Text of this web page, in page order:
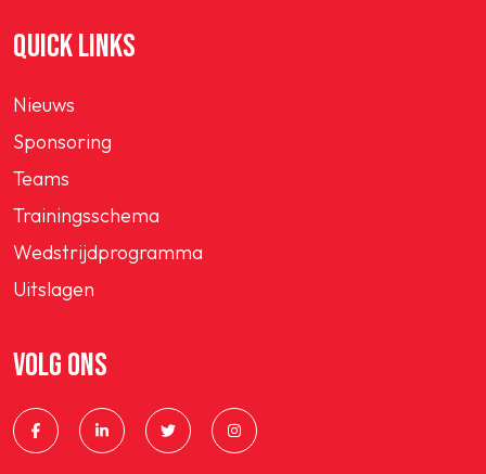
QUICK LINKS
Nieuws
Sponsoring
Teams
Trainingsschema
Wedstrijdprogramma
Uitslagen
VOLG ONS